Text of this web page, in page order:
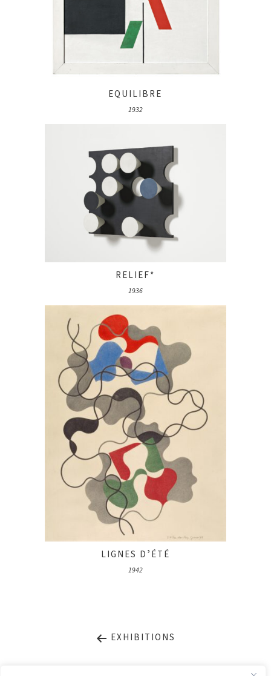
EQUILIBRE
1932
RELIEF*
1936
LIGNES DʼÉTÉ
1942
EXHIBITIONS